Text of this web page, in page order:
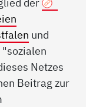
und
Netzes
Beitrag zur